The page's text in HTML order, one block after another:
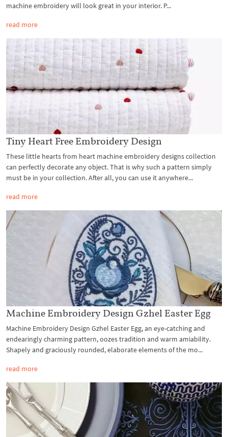
machine embroidery will look great in your interior. P...
read more
Tiny Heart Free Embroidery Design
These little hearts from heart machine embroidery designs collection
can perfectly decorate any object. That is why such a pattern simply
must be in your collection. After all, you can use it anywhere...
read more
Machine Embroidery Design Gzhel Easter Egg
Machine Embroidery Design Gzhel Easter Egg, an eye-catching and
endearingly charming pattern, oozes tradition and warm amiability.
Shapely and graciously rounded, elaborate elements of the mo...
read more